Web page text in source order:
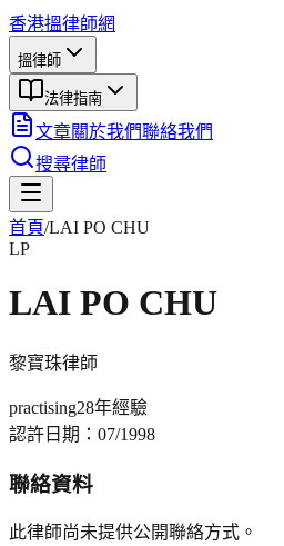
香港搵律師網
搵律師
法律指南
文章關於我們聯絡我們
搜尋律師
首頁/LAI PO CHU
LP
LAI PO CHU
黎寶珠律師
practising28年經驗
認許日期： 07/1998
聯絡資料
此律師尚未提供公開聯絡方式。